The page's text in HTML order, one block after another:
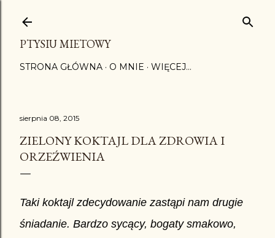
PTYSIU MIETOWY
STRONA GŁÓWNA O MNIE WIĘCEJ…
sierpnia 08, 2015
ZIELONY KOKTAJL DLA ZDROWIA I
ORZEŹWIENIA
Taki koktajl zdecydowanie zastąpi nam drugie
śniadanie. Bardzo sycący, bogaty smakowo,